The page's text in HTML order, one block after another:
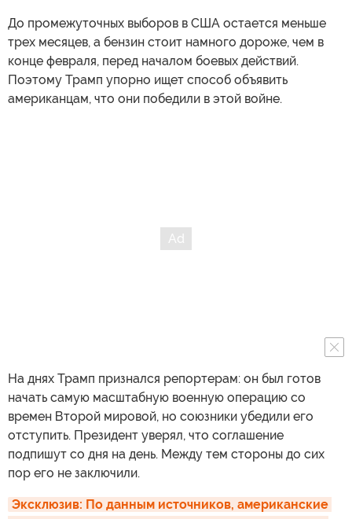
До промежуточных выборов в США остается меньше
трех месяцев, а бензин стоит намного дороже, чем в
конце февраля, перед началом боевых действий.
Поэтому Трамп упорно ищет способ объявить
американцам, что они победили в этой войне.
На днях Трамп признался репортерам: он был готов
начать самую масштабную военную операцию со
времен Второй мировой, но союзники убедили его
отступить. Президент уверял, что соглашение
подпишут со дня на день. Между тем стороны до сих
пор его не заключили.
Эксклюзив: По данным источников, американские